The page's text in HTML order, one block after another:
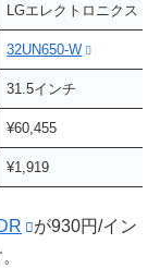
LGエレクトロニクス
32UN650-W
31.5インチ
¥60,455
¥1,919
が930円/イン